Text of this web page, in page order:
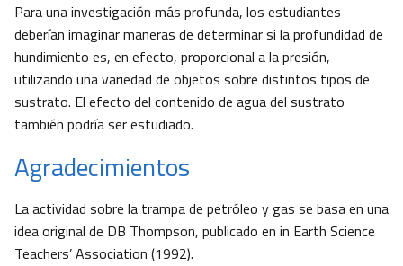
Para una investigación más profunda, los estudiantes
deberían imaginar maneras de determinar si la profundidad de
hundimiento es, en efecto, proporcional a la presión,
utilizando una variedad de objetos sobre distintos tipos de
sustrato. El efecto del contenido de agua del sustrato
también podría ser estudiado.
Agradecimientos
La actividad sobre la trampa de petróleo y gas se basa en una
idea original de DB Thompson, publicado en in Earth Science
Teachers’ Association (1992).